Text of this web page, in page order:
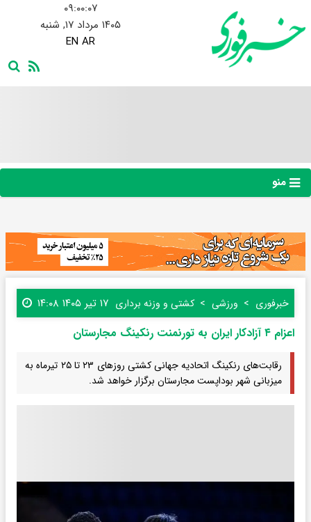
۰۹:۰۰:۰۸
۱۴۰۵ مرداد ۱۷, شنبه
EN AR
منو
خبرفوری ورزشی کشتی و وزنه برداری ۱۷ تیر ۱۴۰۵ ۱۴:۰۸
اعزام ۴ آزادکار ایران به تورنمنت رنکینگ مجارستان
رقابت‌های رنکینگ اتحادیه جهانی کشتی روزهای ۲۳ تا ۲۵ تیرماه به
میزبانی شهر بوداپست مجارستان برگزار خواهد شد.